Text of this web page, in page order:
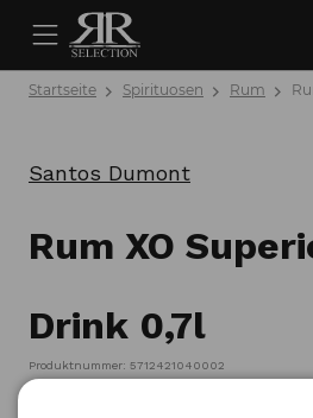
Startseite Spirituosen Rum
Santos Dumont
Rum XO
Drink 0,7l
Produktnummer: 5712421040002